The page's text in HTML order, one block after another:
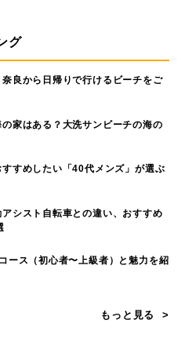
グ
良から日帰りで行けるビーチをご
家はある？大洗サンビーチの海の
すめしたい「40代メンズ」が選ぶ
シスト自転車との違い、おすすめ
ース（初心者〜上級者）と魅力を紹
もっと見る